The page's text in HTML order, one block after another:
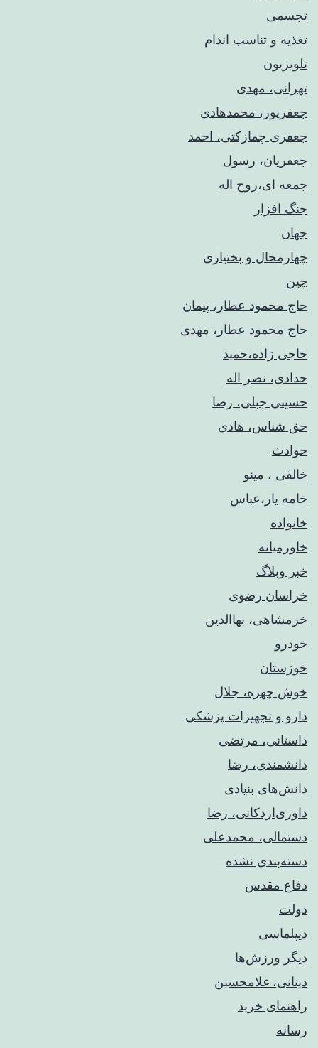
تجسمی
تغذیه و تناسب اندام
تلویزیون
تهرانی، مهدی
جعفرپور، محمدهادی
جعفری چمازکتی، احمد
جعفریان، رسول
جمعه ای،روح اله
جنگ افزار
جهان
چهارمحال و بختیاری
چین
حاج محمود عطار، پیمان
حاج محمود عطار، مهدی
حاجی زاده،حمید
حدادی، نصر اله
حسینی جبلی، رضا
حق شناس، هادی
حوادث
خالقی ، مینو
خامه یار،عباس
خانواده
خاورمیانه
خبر وبلاگ
خراسان رضوی
خرمشاهی، بهاالدین
خودرو
خوزستان
خوش چهره، جلال
دارو و تجهیزات پزشکی
داستانی، مرتضی
دانشمندی، رضا
دانش‌های بنیادی
داوری‌اردکانی، رضا
دستمالی، محمدعلی
دسته‌بندی نشده
دفاع مقدس
دولت
دیپلماسی
دیگر ورزش‌ها
دینانی، غلامحسین
راهنمای خريد
رسانه